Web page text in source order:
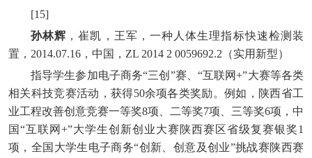
[15]
孙林辉 ，崔凯，王军，一种人体生理指标快速检测装
置，2014.07.16，中国，ZL 2014 2 0059692.2（实用新型）
指导学生参加电子商务“三创”赛、“互联网+”大赛等各类
相关科技竞赛活动，获得50余项各类奖励。例如，陕西省工
业工程改善创意竞赛一等奖8项、二等奖7项、三等奖6项，中
国“互联网+”大学生创新创业大赛陕西赛区省级复赛银奖1
项，全国大学生电子商务“创新、创意及创业”挑战赛陕西赛